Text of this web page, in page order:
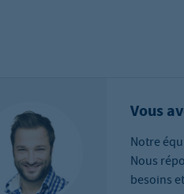
Vous
Notre
Nous
besoins